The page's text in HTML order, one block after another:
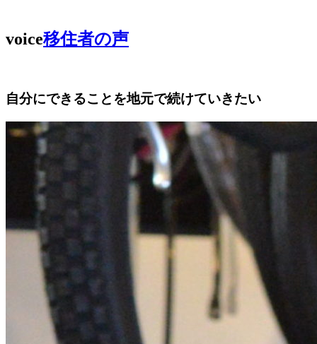
voice移住者の声
自分にできることを地元で続けていきたい